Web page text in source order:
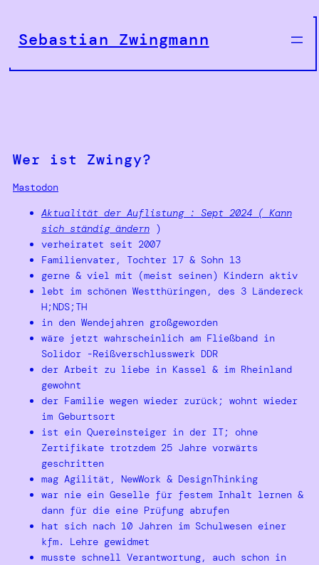
springen
Sebastian Zwingmann
Wer ist Zwingy?
Mastodon
Aktualität der Auflistung : Sept 2024 ( Kann
sich ständig ändern )
verheiratet seit 2007
Familienvater, Tochter 17 & Sohn 13
gerne & viel mit (meist seinen) Kindern aktiv
lebt im schönen Westthüringen, des 3 Ländereck
H;NDS;TH
in den Wendejahren großgeworden
wäre jetzt wahrscheinlich am Fließband in
Solidor -Reißverschlusswerk DDR
der Arbeit zu liebe in Kassel & im Rheinland
gewohnt
der Familie wegen wieder zurück; wohnt wieder
im Geburtsort
ist ein Quereinsteiger in der IT; ohne
Zertifikate trotzdem 25 Jahre vorwärts
geschritten
mag Agilität, NewWork & DesignThinking
war nie ein Geselle für festem Inhalt lernen &
dann für die eine Prüfung abrufen
hat sich nach 10 Jahren im Schulwesen einer
kfm. Lehre gewidmet
musste schnell Verantwortung, auch schon in